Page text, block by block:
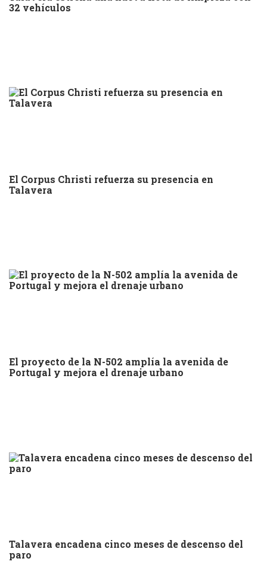
32 vehículos
El Corpus Christi refuerza su presencia en
Talavera
El proyecto de la N-502 amplía la avenida de
Portugal y mejora el drenaje urbano
Talavera encadena cinco meses de descenso del
paro